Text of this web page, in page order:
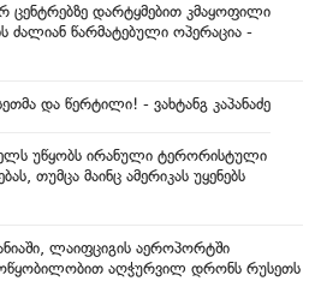
დარტყმებით კმაყოფილი
ძალიან წარმატებული ოპერაცია -
და წერტილი! - ვახტანგ კაპანაძე
უწყობს ირანული ტერორისტული
თუმცა მაინც ამერიკას უყენებს
ლაიფციგის აეროპორტში
აღჭურვილ დრონს რუსეთს